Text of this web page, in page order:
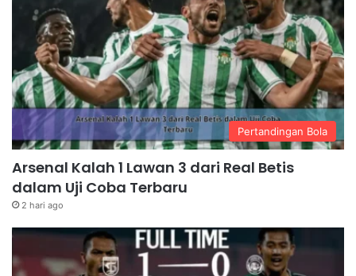
Pertandingan Bola
Arsenal Kalah 1 Lawan 3 dari Real Betis
dalam Uji Coba Terbaru
2 hari ago